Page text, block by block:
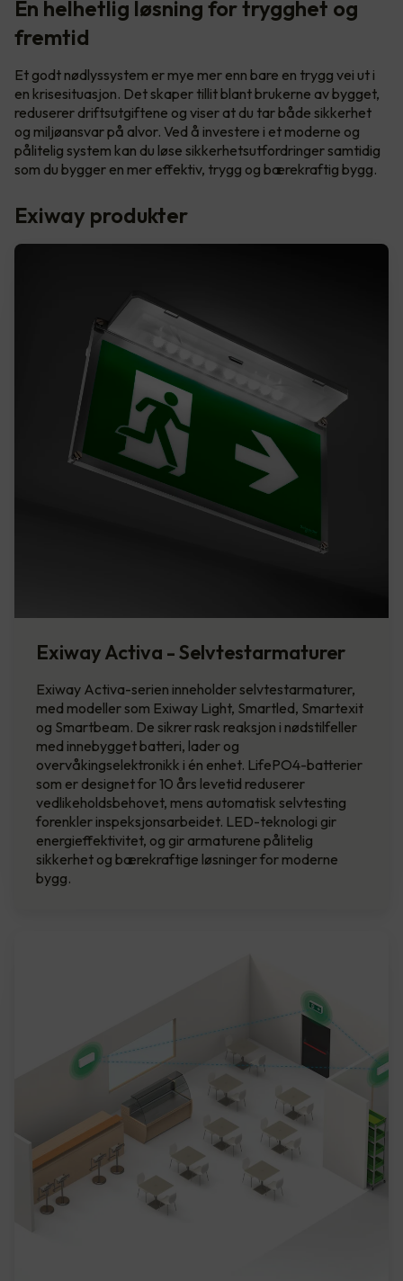
En helhetlig løsning for trygghet og
fremtid
Et godt nødlyssystem er mye mer enn bare en trygg vei ut i
en krisesituasjon. Det skaper tillit blant brukerne av bygget,
reduserer driftsutgiftene og viser at du tar både sikkerhet
og miljøansvar på alvor. Ved å investere i et moderne og
pålitelig system kan du løse sikkerhetsutfordringer samtidig
som du bygger en mer effektiv, trygg og bærekraftig bygg.
Exiway produkter
Exiway Activa - Selvtestarmaturer
Exiway Activa-serien inneholder selvtestarmaturer,
med modeller som Exiway Light, Smartled, Smartexit
og Smartbeam. De sikrer rask reaksjon i nødstilfeller
med innebygget batteri, lader og
overvåkingselektronikk i én enhet. LifePO4-batterier
som er designet for 10 års levetid reduserer
vedlikeholdsbehovet, mens automatisk selvtesting
forenkler inspeksjonsarbeidet. LED-teknologi gir
energieffektivitet, og gir armaturene pålitelig
sikkerhet og bærekraftige løsninger for moderne
bygg.